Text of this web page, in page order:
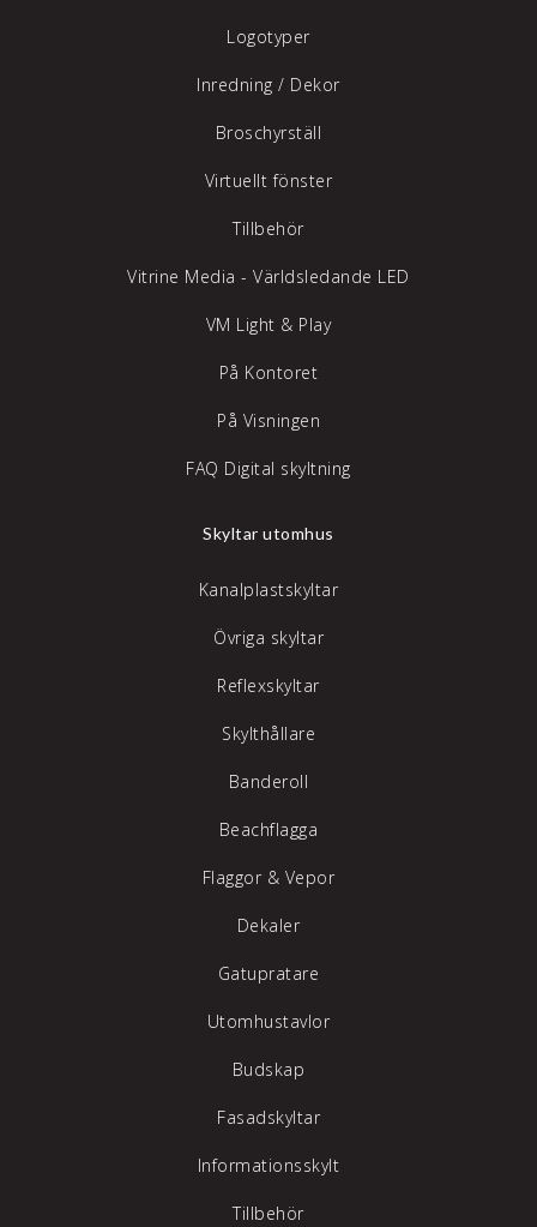
Logotyper
Inredning / Dekor
Broschyrställ
Virtuellt fönster
Tillbehör
Vitrine Media - Världsledande LED
VM Light & Play
På Kontoret
På Visningen
FAQ Digital skyltning
Skyltar utomhus
Kanalplastskyltar
Övriga skyltar
Reflexskyltar
Skylthållare
Banderoll
Beachflagga
Flaggor & Vepor
Dekaler
Gatupratare
Utomhustavlor
Budskap
Fasadskyltar
Informationsskylt
Tillbehör